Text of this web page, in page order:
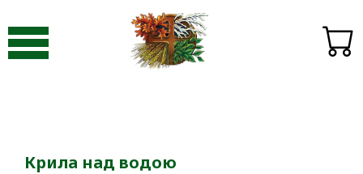
Видавництво «Пори року»-Книги-Крила над водою
Крила над водою